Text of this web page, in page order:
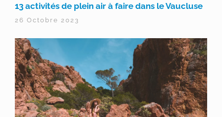
13 activités de plein air à faire dans le Vaucluse
26 Octobre 2023